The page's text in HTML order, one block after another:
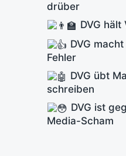
drüber
DVG
DVG
Fehler
DVG übt
schreiben
DVG ist
Media-Scham